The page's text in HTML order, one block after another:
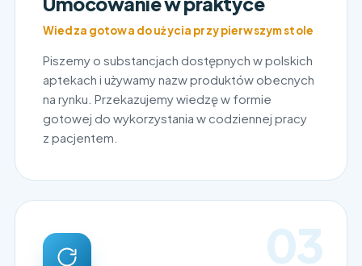
Wiedza gotowa do użycia przy pierwszym stole
Piszemy o substancjach dostępnych w polskich
aptekach i używamy nazw produktów obecnych
na rynku. Przekazujemy wiedzę w formie
gotowej do wykorzystania w codziennej pracy
z pacjentem.
03